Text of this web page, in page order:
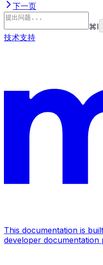
下一页
⌘I
技术支持
This documentation is
developer documentation